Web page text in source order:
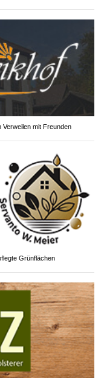
mit Freunden
Grünflächen